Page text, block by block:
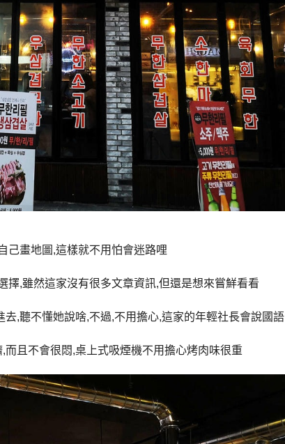
己畫地圖,這樣就不用怕會迷路哩
擇,雖然這家沒有很多文章資訊,但還是想來嘗鮮看看
,聽不懂她說啥,不過,不用擔心,這家的年輕社長會說國語
而且不會很悶,桌上式吸煙機不用擔心烤肉味很重